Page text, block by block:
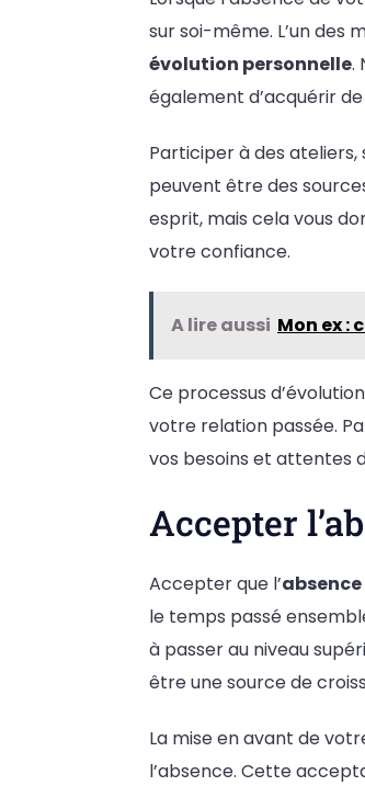
sur soi-même. L’un
évolution personnelle.
également d’acquérir
Participer à des
peuvent être des
esprit, mais cela vous
votre confiance.
A lire aussi Mon ex :
Ce processus
votre relation passée.
vos besoins et attentes
Accepter
Accepter que l’
le temps passé
à passer au niveau
être une source de
La mise en avant de
l’absence. Cette